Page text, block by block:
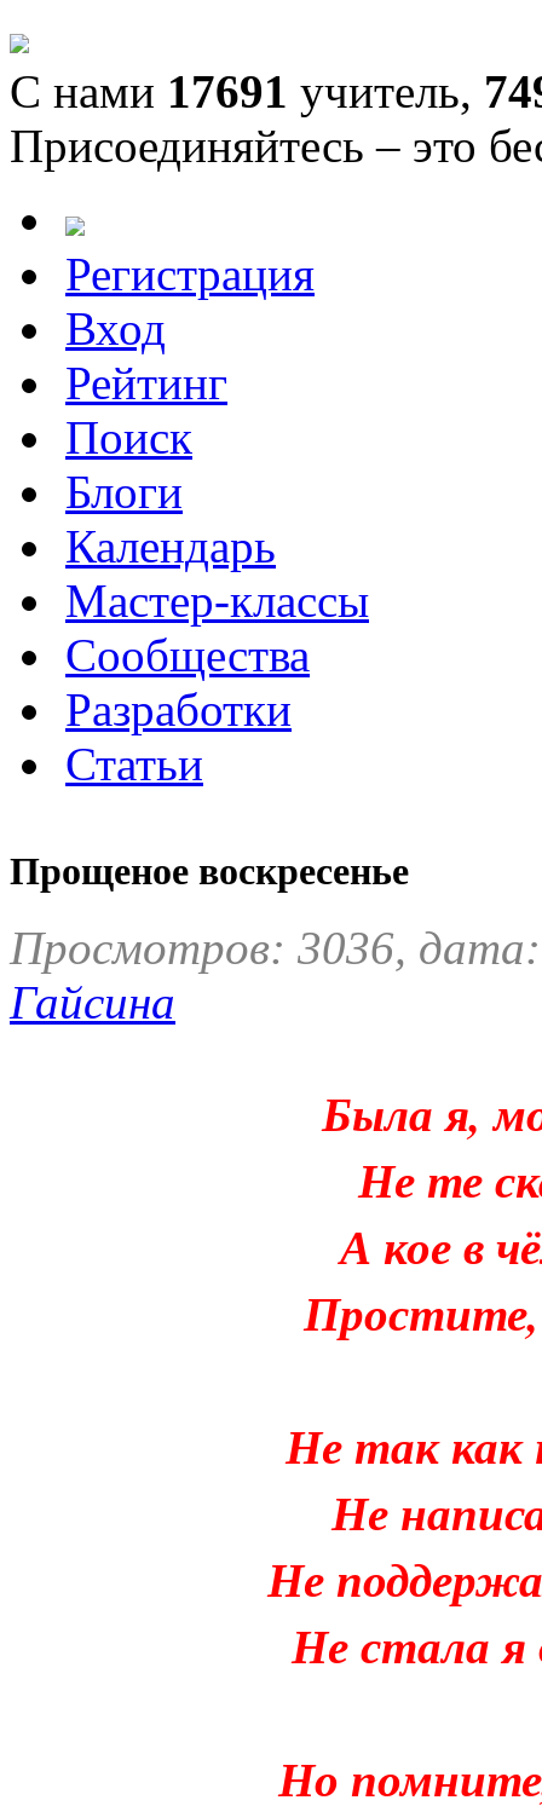
С нами 17691 учитель,
Присоединяйтесь – это
Регистрация
Вход
Рейтинг
Поиск
Блоги
Календарь
Мастер-классы
Сообщества
Разработки
Статьи
Прощеное воскресенье
Просмотров: 3036,
Гайсина
Была я,
Не те
А кое в
Простите,
Не так как
Не
Не
Не стала я
Но